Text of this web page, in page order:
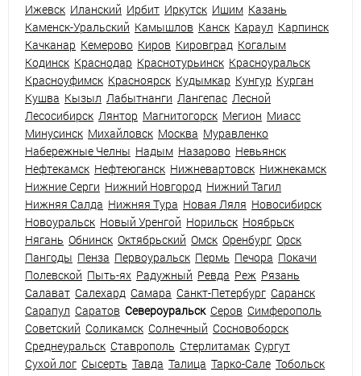
Ижевск Иланский Ирбит Иркутск Ишим Казань
Каменск-Уральский Камышлов Канск Караул Карпинск
Качканар Кемерово Киров Кировград Когалым
Кодинск Краснодар Краснотурьинск Красноуральск
Красноуфимск Красноярск Кудымкар Кунгур Курган
Кушва Кызыл Лабытнанги Лангепас Лесной
Лесосибирск Лянтор Магнитогорск Мегион Миасс
Минусинск Михайловск Москва Муравленко
Набережные Челны Надым Назарово Невьянск
Нефтекамск Нефтеюганск Нижневартовск Нижнекамск
Нижние Серги Нижний Новгород Нижний Тагил
Нижняя Салда Нижняя Тура Новая Ляля Новосибирск
Новоуральск Новый Уренгой Норильск Ноябрьск
Нягань Обнинск Октябрьский Омск Оренбург Орск
Пангоды Пенза Первоуральск Пермь Печора Покачи
Полевской Пыть-ях Радужный Ревда Реж Рязань
Салават Салехард Самара Санкт-Петербург Саранск
Сарапул Саратов Североуральск Серов Симферополь
Советский Соликамск Солнечный Сосновоборск
Среднеуральск Ставрополь Стерлитамак Сургут
Сухой лог Сысерть Тавда Талица Тарко-Сале Тобольск